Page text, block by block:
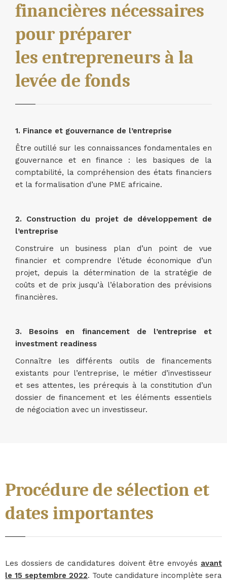
financières nécessaires
pour préparer
les entrepreneurs à la
levée de fonds
1. Finance et gouvernance de l’entreprise
Être outillé sur les connaissances fondamentales en
gouvernance et en finance : les basiques de la
comptabilité, la compréhension des états financiers
et la formalisation d’une PME africaine.
2. Construction du projet de développement de
l’entreprise
Construire un business plan d’un point de vue
financier et comprendre l’étude économique d’un
projet, depuis la détermination de la stratégie de
coûts et de prix jusqu’à l’élaboration des prévisions
financières.
3. Besoins en financement de l’entreprise et
investment readiness
Connaître les différents outils de financements
existants pour l’entreprise, le métier d’investisseur
et ses attentes, les prérequis à la constitution d’un
dossier de financement et les éléments essentiels
de négociation avec un investisseur.
Procédure de sélection et
dates importantes
Les dossiers de candidatures doivent être envoyés avant
le 15 septembre 2022. Toute candidature incomplète sera